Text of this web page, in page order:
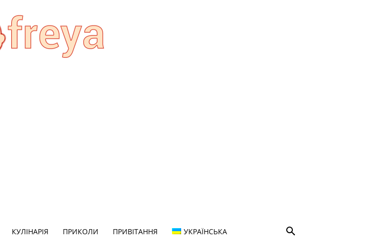
КУЛІНАРІЯ ПРИКОЛИ ПРИВІТАННЯ УКРАЇНСЬКА